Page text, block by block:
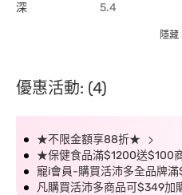
深 5.4
隱藏
優惠活動: (4)
★不限金額享88折★
★保健食品滿$1200送$100
寵i會員-購買活沛多全品牌
凡購買活沛多商品可$349加